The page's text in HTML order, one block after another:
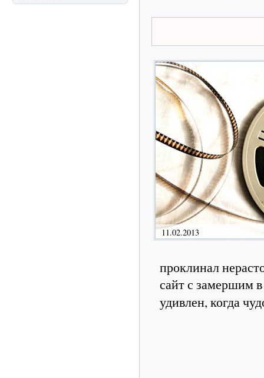
11.02.2013
проклинал
сайт с замершим
удивлен, когда